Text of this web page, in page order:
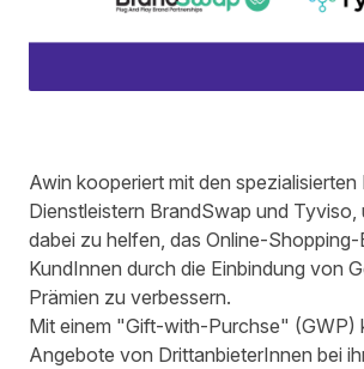
Awin kooperiert mit den
Dienstleistern BrandSwap und Tyviso
dabei zu helfen, das Online-Shopping-
KundInnen durch die Einbindung von
Prämien zu verbessern.
Mit einem "Gift-with-Purchse" (GWP)
Angebote von DrittanbieterInnen bei